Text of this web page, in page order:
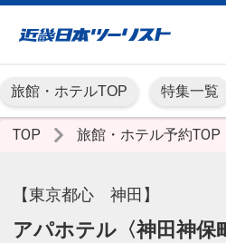
旅館・ホテルTOP 特集一覧
TOP 旅館・ホテル予約TOP
【東京都心 神田】
アパホテル〈神田神保